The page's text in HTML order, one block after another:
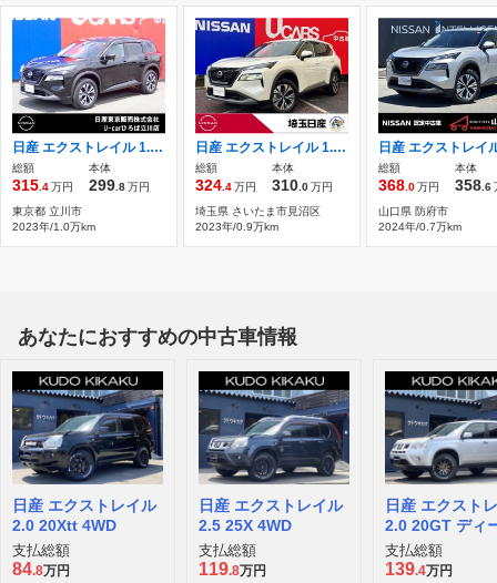
日産 エクストレイル 1.5 X 純正メモリーナビ プロパイロット
総額
315 .4万円
本体
299 .8万円
東京都 立川市
2023年/1.0万km
日産 エクストレイル 1.5 X メーカーラインナビ TV 全方位カメラ
総額
324 .4万円
本体
310 .0万円
埼玉県 さいたま市見沼区
2023年/0.9万km
総額
368 .0万円
本体
358 .6
山口県 防府市
2024年/0.7万km
あなたにおすすめの中古車情報
日産 エクストレイル
2.0 20Xtt 4WD
支払総額
84.8万円
日産 エクストレイル
2.5 25X 4WD
支払総額
119.8万円
日産 エクスト
2.0 20GT ディ
ターボ 4WD
支払総額
139.4万円